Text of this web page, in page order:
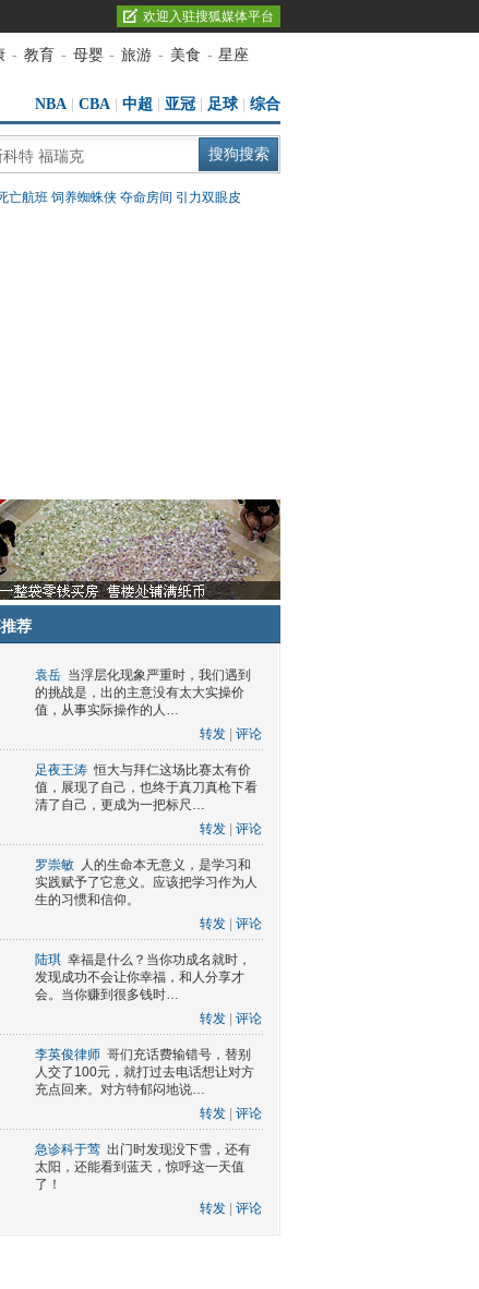
欢迎入驻搜狐媒体平台
- 教育 - 母婴 - 旅游 - 美食 - 星座
NBA CBA 中超 亚冠 足球| 综合
亡航班 饲养蜘蛛侠 夺命房间 引力双眼皮
荐
袁岳 当浮层化现象严重时，我们遇到
的挑战是，出的主意没有太大实操价
值，从事实际操作的人…
转发
评论
足夜王涛 恒大与拜仁这场比赛太有价
值，展现了自己，也终于真刀真枪下看
清了自己，更成为一把标尺…
转发
评论
罗崇敏 人的生命本无意义，是学习和
实践赋予了它意义。应该把学习作为人
生的习惯和信仰。
转发
评论
陆琪 幸福是什么？当你功成名就时，
发现成功不会让你幸福，和人分享才
会。当你赚到很多钱时…
转发
评论
李英俊律师 哥们充话费输错号，替别
人交了100元，就打过去电话想让对方
充点回来。对方特郁闷地说…
转发
评论
急诊科于莺 出门时发现没下雪，还有
太阳，还能看到蓝天，惊呼这一天值
了！
转发
评论